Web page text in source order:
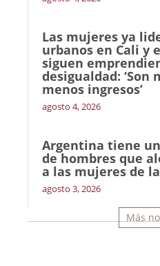
Las mujeres ya
urbanos en Cali y
siguen
desigualdad: ‘Son
menos ingresos’
agosto 4, 2026
Argentina tiene
de hombres que
a las mujeres de
agosto 3, 2026
Más